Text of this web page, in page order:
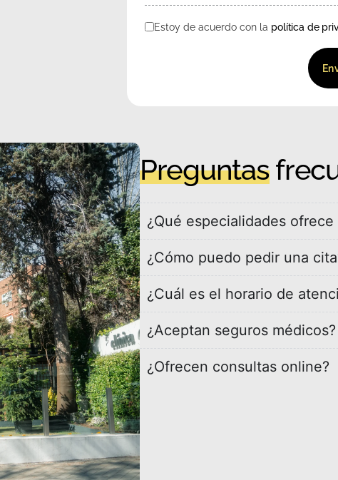
Consentimiento
Estoy de acuerdo con la política de
Preguntas
¿Qué especialidades ofrece
¿Cómo puedo pedir una
¿Cuál es el horario de
¿Aceptan seguros médicos?
¿Ofrecen consultas online?